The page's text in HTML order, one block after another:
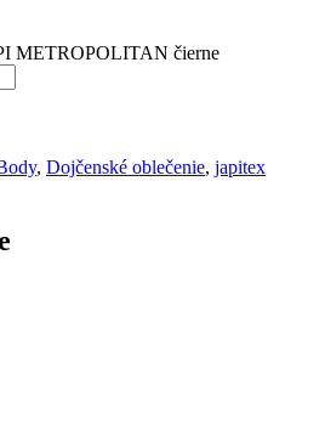
METROPOLITAN čierne
, Dojčenské oblečenie, japitex